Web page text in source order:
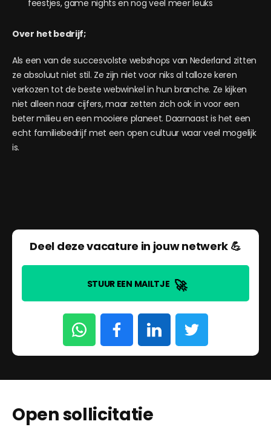
feestjes, game nights en nog veel meer leuks
Over het bedrijf;
Als een van de succesvolste webshops van Nederland zitten
ze absoluut niet stil. Ze zijn niet voor niks al talloze keren
verkozen tot de beste webwinkel in hun branche. Ze kijken
niet alleen naar cijfers, maar zetten zich ook in voor een
beter milieu en een mooiere planeet. Daarnaast is het een
echt familiebedrijf met een open cultuur waar veel mogelijk
is.
Deel deze vacature in jouw netwerk 💪
STUUR EEN MAILTJE 🚀
Open sollicitatie